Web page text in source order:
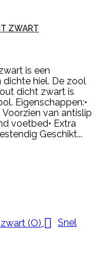
ZWART
is een
hiel. De zool
dicht zwart is
Eigenschappen:•
van antislip
voetbed• Extra
Geschikt...
 Snel